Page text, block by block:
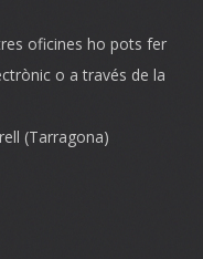
oficines ho pots fer
o a través de la
(Tarragona)